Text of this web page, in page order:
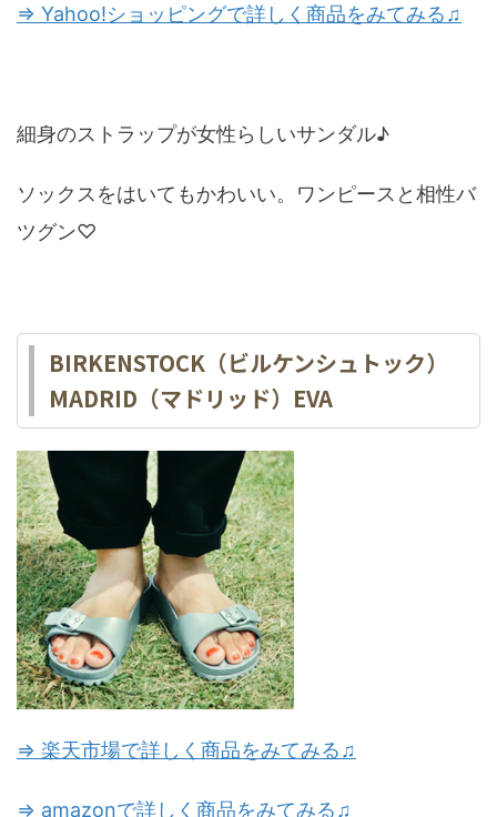
⇒ Yahoo!ショッピングで詳しく商品をみてみる♫
細身のストラップが女性らしいサンダル♪
ソックスをはいてもかわいい。ワンピースと相性バ
ツグン♡
BIRKENSTOCK（ビルケンシュトック）
MADRID（マドリッド）EVA
⇒ 楽天市場で詳しく商品をみてみる♫
⇒ amazonで詳しく商品をみてみる♫